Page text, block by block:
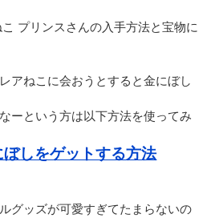
プリンスさんの入手方法と宝物に
アねこに会おうとすると金にぼし
ーという方は以下方法を使ってみ
しをゲットする方法
グッズが可愛すぎてたまらないの